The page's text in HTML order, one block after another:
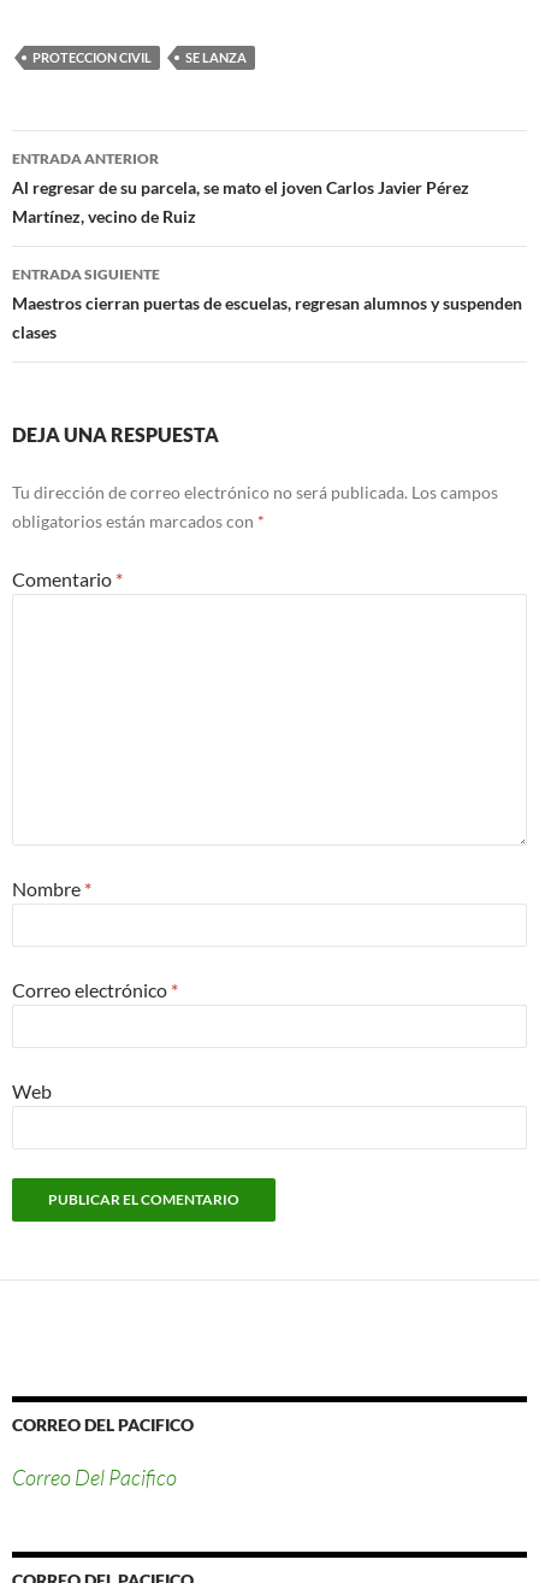
PROTECCION CIVIL SE LANZA
Navegación
de
entradas
ENTRADA ANTERIOR
Al regresar de su parcela, se mato el joven Carlos Javier Pérez
Martínez, vecino de Ruiz
ENTRADA SIGUIENTE
Maestros cierran puertas de escuelas, regresan alumnos y suspenden
clases
DEJA UNA RESPUESTA
Tu dirección de correo electrónico no será publicada. Los campos
obligatorios están marcados con *
Comentario *
Nombre *
Correo electrónico *
Web
CORREO DEL PACIFICO
Correo Del Pacifico